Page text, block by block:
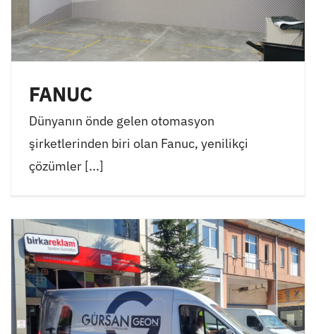
FANUC
Dünyanın önde gelen otomasyon
şirketlerinden biri olan Fanuc, yenilikçi
çözümler [...]